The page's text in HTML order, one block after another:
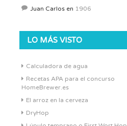
Juan Carlos en 1906
LO MÁS VISTO
Calculadora de agua
Recetas APA para el concurso
HomeBrewer.es
El arroz en la cerveza
DryHop